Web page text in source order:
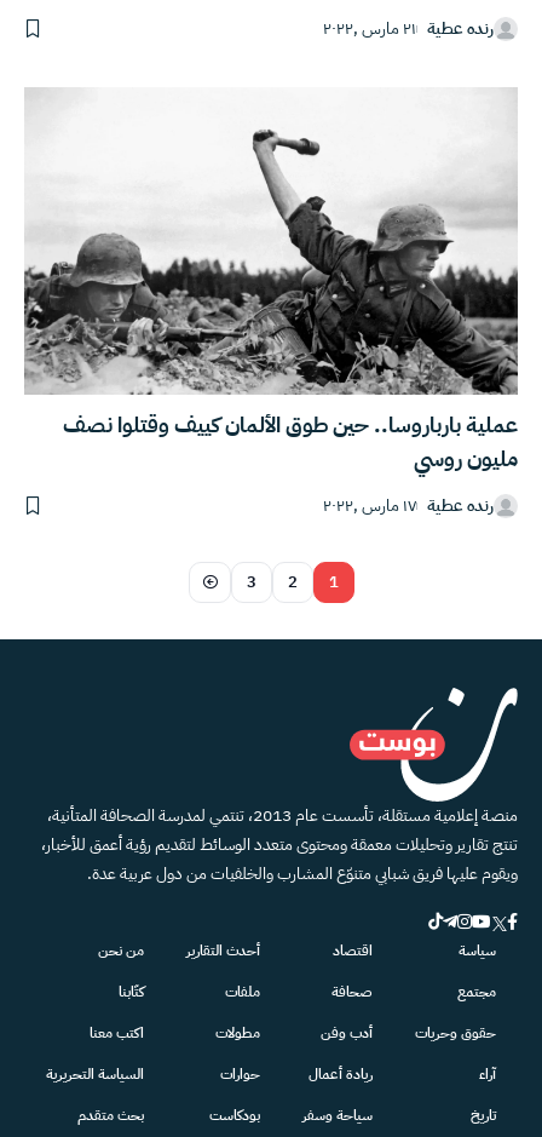
رنده عطية ٢١ مارس ,٢٠٢٢
عملية بارباروسا.. حين طوق الألمان كييف وقتلوا نصف
مليون روسي
رنده عطية ١٧ مارس ,٢٠٢٢
1
2
3
منصة إعلامية مستقلة، تأسست عام 2013، تنتمي لمدرسة الصحافة المتأنية،
تنتج تقارير وتحليلات معمقة ومحتوى متعدد الوسائط لتقديم رؤية أعمق للأخبار،
ويقوم عليها فريق شبابي متنوّع المشارب والخلفيات من دول عربية عدة.
سياسة
مجتمع
حقوق وحريات
آراء
تاريخ
اقتصاد
صحافة
أدب وفن
ريادة أعمال
سياحة وسفر
أحدث التقارير
ملفات
مطولات
حوارات
بودكاست
من نحن
كتّابنا
اكتب معنا
السياسة التحريرية
بحث متقدم